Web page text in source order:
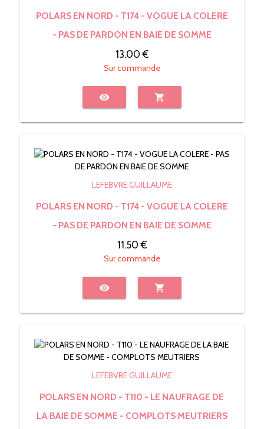
POLARS EN NORD - T174 - VOGUE LA COLERE
- PAS DE PARDON EN BAIE DE SOMME
13.00 €
Sur commande
visibility shopping_cart
LEFEBVRE GUILLAUME
POLARS EN NORD - T174 - VOGUE LA COLERE
- PAS DE PARDON EN BAIE DE SOMME
11.50 €
Sur commande
visibility shopping_cart
LEFEBVRE GUILLAUME
POLARS EN NORD - T110 - LE NAUFRAGE DE
LA BAIE DE SOMME - COMPLOTS MEUTRIERS